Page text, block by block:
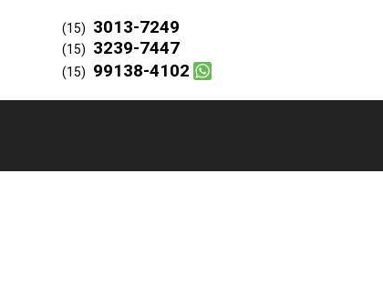
(15) 3013-7249
(15) 3239-7447
(15) 99138-4102